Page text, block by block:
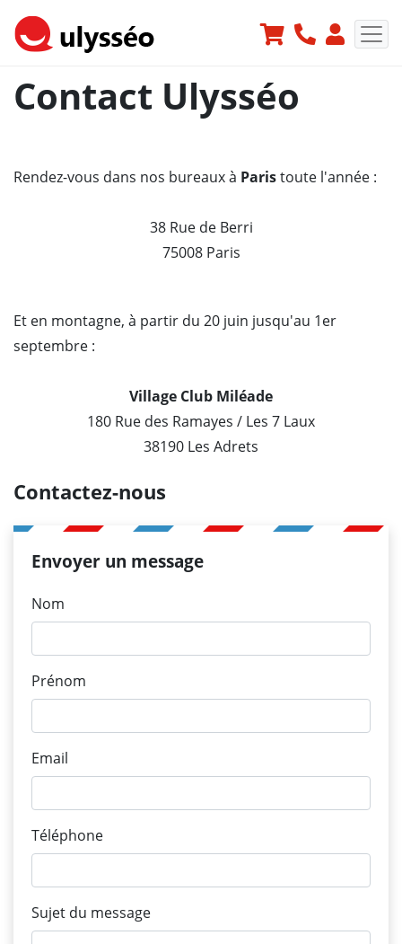
Contact Ulysséo
Rendez-vous dans nos bureaux à Paristoute l'année :
38 Rue de Berri
75008 Paris
Et en montagne, à partir du 20 juin jusqu'au 1er
septembre :
Village Club Miléade
180 Rue des Ramayes / Les 7 Laux
38190 Les Adrets
Contactez-nous
Envoyer un message
Nom
Prénom
Email
Téléphone
Sujet du message